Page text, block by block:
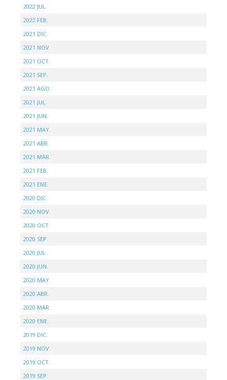
2022 JUL.
2022 FEB.
2021 DIC.
2021 NOV.
2021 OCT.
2021 SEP.
2021 AGO.
2021 JUL.
2021 JUN.
2021 MAY.
2021 ABR.
2021 MAR.
2021 FEB.
2021 ENE.
2020 DIC.
2020 NOV.
2020 OCT.
2020 SEP.
2020 JUL.
2020 JUN.
2020 MAY.
2020 ABR.
2020 MAR.
2020 ENE.
2019 DIC.
2019 NOV.
2019 OCT.
2019 SEP.